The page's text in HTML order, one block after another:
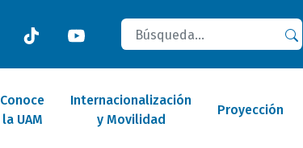
Buscar
Conoce
la UAM
Internacionalización
y Movilidad
Proyección